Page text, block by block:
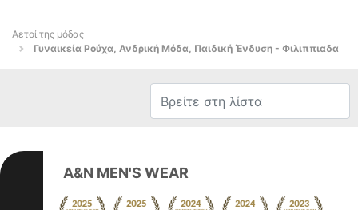
Αετοί της μόδας
Γυναικεία Ρούχα, Ανδρική Μόδα, Παιδική Ένδυση - Φιλιππιαδα
A&N MEN'S WEAR